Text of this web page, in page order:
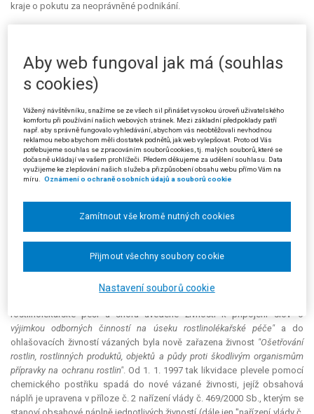
kraje o pokutu za neoprávněné podnikání.
na jejímž základě bylo proti žalobci dne 27. 12. 2004 zahájeno správní
řízení ve věci provozování živnosti bez příslušného živnostenského
oprávnění (ošetřování rostlin proti škodlivým organismům metodou
2005 byla žalobci uložena pokuta ve výši 100 000 Kč.
Na základě odvolání žalobce žalovaný uvedené rozhodnutí dne 8. 6.
2005 zrušil a věc správnímu orgánu I. stupně vrátil k dalšímu projednání.
Po doplnění skutkových okolností vydal správní orgán I. stupně dne
Proti tomuto rozhodnutí podal žalobce odvolání, které žalovaný dne
17. 10. 2005 zamítl. V období od 1. 1. 1992 do 31. 12. 1996 obsahovala
koncesovaná živnost"Hubení škodlivých živočichů, rostlin a
mikroorganismů a potlačování dalších škodlivých činitelů jedy, včetně
ochranné desinfekce, desinsekce a deratizace"činnost spočívající v
aplikaci prostředků určených na hubení škodlivých živočichů, rostlin a
rostlinolékařské péči u shora uvedené živnosti k připojení slov
"s
výjimkou odborných činností na úseku rostlinolékařské péče" a do
ohlašovacích živností vázaných byla nově zařazena živnost "Ošetřování
rostlin, rostlinných produktů, objektů a půdy proti škodlivým organismům
přípravky na ochranu rostlin". Od 1. 1. 1997 tak likvidace plevele pomocí
chemického postřiku spadá do nové vázané živnosti, jejíž obsahová
náplň je upravena v příloze č. 2 nařízení vlády č. 469/2000 Sb., kterým se
Aby web fungoval jak má (souhlas
s cookies)
Vážený návštěvníku, snažíme se ze všech sil přinášet vysokou úroveň uživatelského
komfortu při používání našich webových stránek. Mezi základní předpoklady patří
např. aby správně fungovalo vyhledávání, abychom vás neobtěžovali nevhodnou
reklamou nebo abychom měli dostatek podnětů, jak web vylepšovat. Proto od Vás
potřebujeme souhlas se zpracováním souborů cookies, tj. malých souborů, které se
dočasně ukládají ve vašem prohlížeči. Předem děkujeme za udělení souhlasu. Data
využijeme ke zlepšování našich služeb a přizpůsobení obsahu webu přímo Vám na
míru.
Oznámení o ochraně osobních údajů a souborů cookie
Nastavení souborů cookie
Zamítnout vše kromě nutných cookies
Přijmout všechny soubory cookie